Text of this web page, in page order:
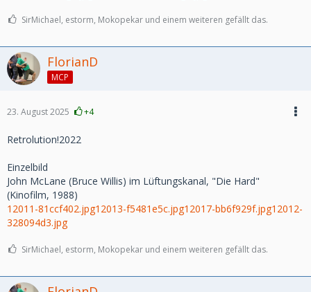
SirMichael, estorm, Mokopekar und einem weiteren gefällt das.
FlorianD
MCP
23. August 2025 +4
Retrolution!2022
Einzelbild
John McLane (Bruce Willis) im Lüftungskanal, "Die Hard"
(Kinofilm, 1988)
12011-81ccf402.jpg12013-f5481e5c.jpg12017-bb6f929f.jpg12012-
328094d3.jpg
SirMichael, estorm, Mokopekar und einem weiteren gefällt das.